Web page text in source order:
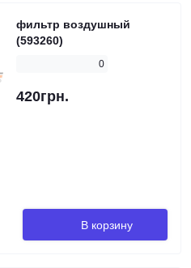
фильтр воздушный
(593260)
0
420грн.
В корзину